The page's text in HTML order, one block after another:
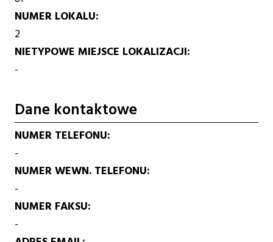
NUMER LOKALU
2
NIETYPOWE MIEJSCE LOKALIZACJI
-
Dane kontaktowe
NUMER TELEFONU
-
NUMER WEWN. TELEFONU
-
NUMER FAKSU
-